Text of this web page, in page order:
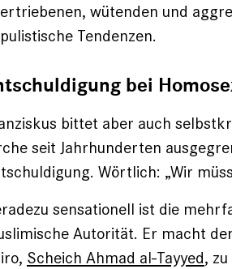
wütenden und
Tendenzen.
bei
bittet aber auch
seit Jahrhunderten
Wörtlich: „Wir
sensationell ist die
Autorität. Er macht
Scheich Ahmad al-Tayyed,